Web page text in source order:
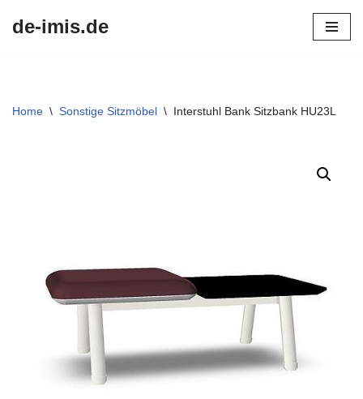
de-imis.de
Home \ Sonstige Sitzmöbel \ Interstuhl Bank Sitzbank HU23L